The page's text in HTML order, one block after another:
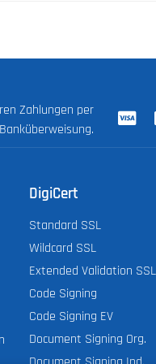
Zahlungen per
DigiCert
Standard SSL
Wildcard SSL
Extended Validation SSL
Code Signing
Code Signing EV
Document Signing Org.